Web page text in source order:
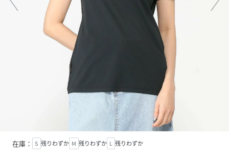
在庫： S 残りわずか M 残りわずか L 残りわずか